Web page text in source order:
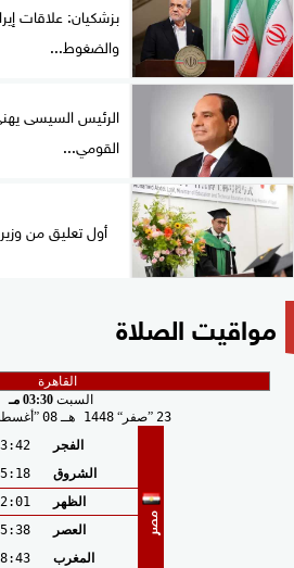
بزشكيان: علاقات
والضغوط...
الرئيس السيسى
القومي...
أول تعليق من
مواقيت الصلاة
السبت 03:30 مـ
23 صفر 1448 هـ 08
مصر
الفجر
الشروق
الظهر
العصر
المغرب